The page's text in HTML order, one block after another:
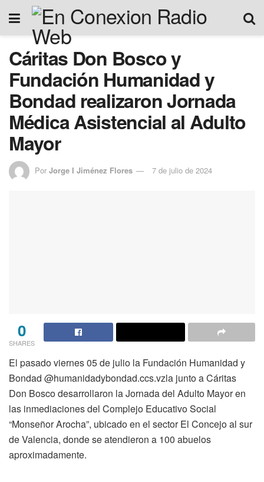
Cáritas Don Bosco y
Fundación Humanidad y
Bondad realizaron Jornada
Médica Asistencial al Adulto
Mayor
Por Jorge I Jiménez Flores 7 de julio de 2024
0
SHARES
El pasado viernes 05 de julio la Fundación Humanidad y
Bondad @humanidadybondad.ccs.vzla junto a Cáritas
Don Bosco desarrollaron la Jornada del Adulto Mayor en
las inmediaciones del Complejo Educativo Social
“Monseñor Arocha”, ubicado en el sector El Concejo al sur
de Valencia, donde se atendieron a 100 abuelos
aproximadamente.